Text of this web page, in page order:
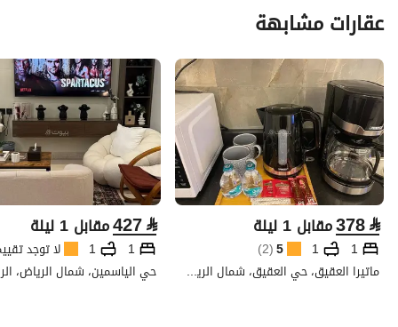
عقارات مشابهة
⃁
378مقابل 1 ليلة
1
1
5
(
2
)
ماتيرا العقيق، حي العقيق، شمال الرياض، الرياض
⃁
427مقابل 1 ليلة
1
1
لا توجد
حي الياسمين، شمال الرياض،